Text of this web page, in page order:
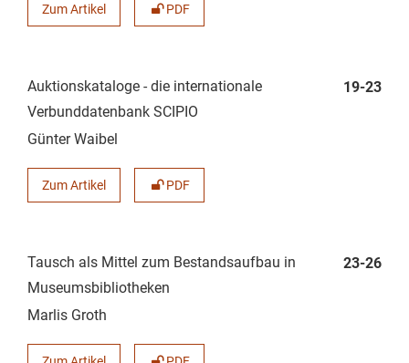
Zum Artikel PDF
Auktionskataloge - die internationale
Verbunddatenbank SCIPIO
Günter Waibel
Zum Artikel PDF
19-23
Tausch als Mittel zum Bestandsaufbau in
Museumsbibliotheken
Marlis Groth
23-26